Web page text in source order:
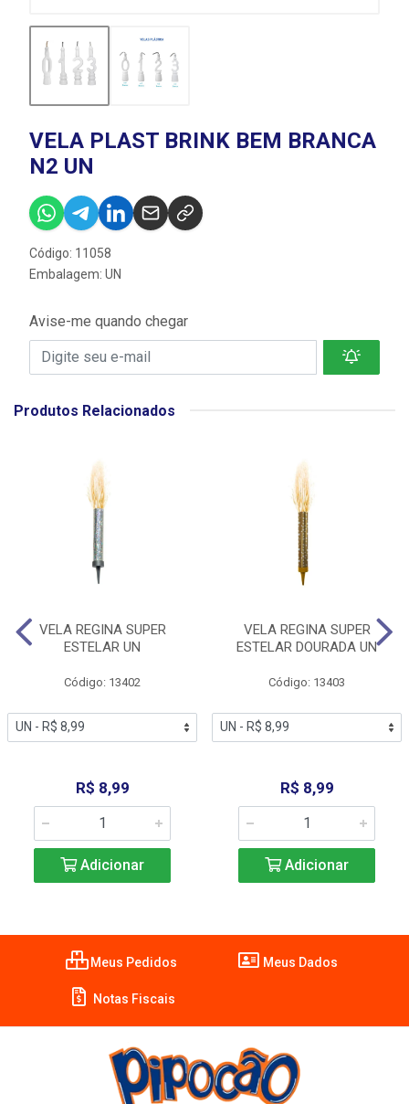
VELA PLAST BRINK BEM BRANCA
N2 UN
Código: 11058
Embalagem: UN
Avise-me quando chegar
Produtos Relacionados
VELA REGINA SUPER
ESTELAR UN
Código: 13402
R$ 8,99
Adicionar
VELA REGINA SUPER
ESTELAR DOURADA UN
Código: 13403
R$ 8,99
Adicionar
Meus Pedidos Meus Dados
Notas Fiscais